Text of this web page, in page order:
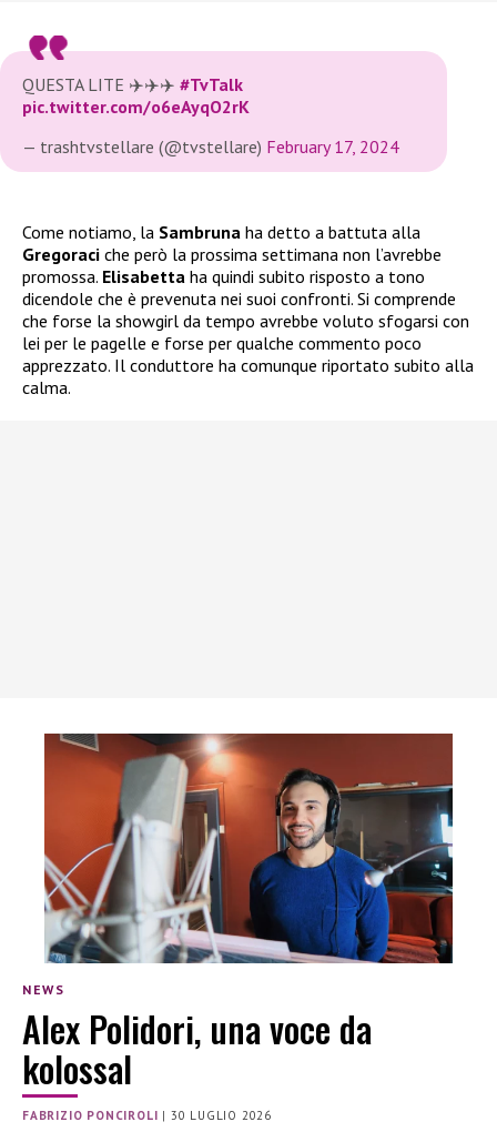
QUESTA LITE ✈️✈️✈️ #TvTalk
pic.twitter.com/o6eAyqO2rK
— trashtvstellare (@tvstellare) February 17, 2024
Come notiamo, la Sambruna ha detto a battuta alla
Gregoraci che però la prossima settimana non l’avrebbe
promossa. Elisabetta ha quindi subito risposto a tono
dicendole che è prevenuta nei suoi confronti. Si comprende
che forse la showgirl da tempo avrebbe voluto sfogarsi con
lei per le pagelle e forse per qualche commento poco
apprezzato. Il conduttore ha comunque riportato subito alla
calma.
NEWS
Alex Polidori, una voce da
kolossal
FABRIZIO PONCIROLI | 30 LUGLIO 2026